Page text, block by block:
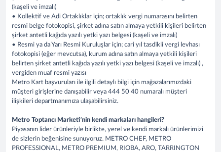
(kaşeli ve imzalı)
• Kollektif ve Adi Ortaklıklar için; ortaklık vergi numarasını belirten
resmi belge fotokopisi, şirket adına satın almaya yetkili kişileri belirten
şirket antetli kağıda yazılı yetki yazı belgesi (kaşeli ve imzalı)
• Resmi ya da Yarı Resmi Kuruluşlar için; cari yıl tasdikli vergi levhası
fotokopisi (eğer mevcutsa), kurum adına satın almaya yetkili kişileri
belirten şirket antetli kağıda yazılı yetki yazı belgesi (kaşeli ve imzalı) ,
vergiden muaf resmi yazısı
Metro Kart başvuruları ile ilgili detaylı bilgi için mağazalarımızdaki
müşteri girişlerine danışabilir veya 444 50 40 numaralı müşteri
ilişkileri departmanımıza ulaşabilirsiniz.
Metro Toptancı Marketi’nin kendi markaları hangileri?
Piyasanın lider ürünleriyle birlikte, yerel ve kendi markalı ürünlerimizi
de sizlerin beğenisine sunuyoruz. METRO CHEF, METRO
PROFESSIONAL, METRO PREMIUM, RIOBA, ARO, TARRINGTON